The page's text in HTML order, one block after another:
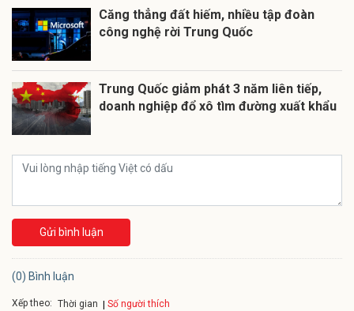
Căng thẳng đất hiếm, nhiều tập đoàn
công nghệ rời Trung Quốc
Trung Quốc giảm phát 3 năm liên tiếp,
doanh nghiệp đổ xô tìm đường xuất khẩu
Gửi bình luận
(0) Bình luận
Xếp theo: Thời gian Số người thích